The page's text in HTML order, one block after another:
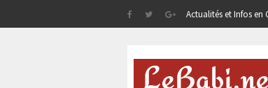
Actualités et Infos en